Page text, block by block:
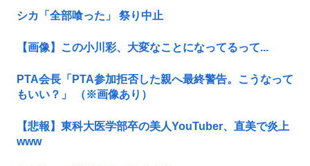
シカ「全部喰った」 祭り中止
【画像】この小川彩、大変なことになってるって...
PTA会長「PTA参加拒否した親へ最終警告。こうなって
もいい？」 （※画像あり）
【悲報】東科大医学部卒の美人YouTuber、直美で炎上
www